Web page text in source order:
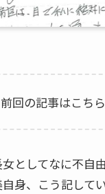
前回の記事はこちら
としてなに不自
身、こう記して